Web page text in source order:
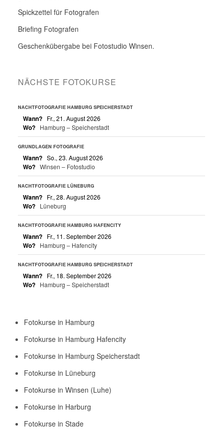
Spickzettel für Fotografen
Briefing Fotografen
Geschenkübergabe bei Fotostudio Winsen.
NÄCHSTE FOTOKURSE
NACHTFOTOGRAFIE HAMBURG SPEICHERSTADT
Wann? Fr., 21. August 2026
Wo? Hamburg – Speicherstadt
GRUNDLAGEN FOTOGRAFIE
Wann? So., 23. August 2026
Wo? Winsen – Fotostudio
NACHTFOTOGRAFIE LÜNEBURG
Wann? Fr., 28. August 2026
Wo? Lüneburg
NACHTFOTOGRAFIE HAMBURG HAFENCITY
Wann? Fr., 11. September 2026
Wo? Hamburg – Hafencity
NACHTFOTOGRAFIE HAMBURG SPEICHERSTADT
Wann? Fr., 18. September 2026
Wo? Hamburg – Speicherstadt
Fotokurse in Hamburg
Fotokurse in Hamburg Hafencity
Fotokurse in Hamburg Speicherstadt
Fotokurse in Lüneburg
Fotokurse in Winsen (Luhe)
Fotokurse in Harburg
Fotokurse in Stade